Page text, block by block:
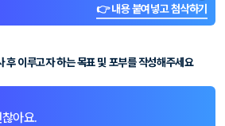
👉 내용 붙여넣고 첨삭하기
후 이루고자 하는 목표 및 포부를 작성해주세요
아요.